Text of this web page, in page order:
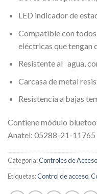
LED indicador de
Compatible con
eléctricas que tengan
Resistente al agua,
Carcasa de metal
Resistencia a bajas
Contiene módulo
Anatel: 05288-21-11765
Categoría:Controles de Acceso
Etiquetas:Control de acceso,